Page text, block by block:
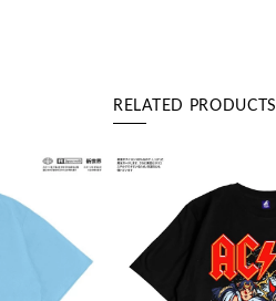
RELATED PRODUCTS